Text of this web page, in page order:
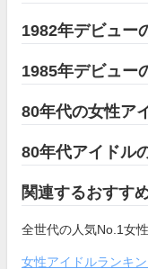
1982年デビュー
1985年デビュー
80年代の女性ア
80年代アイドル
関連するおすす
全世代の人気No.1女
女性アイドルランキ